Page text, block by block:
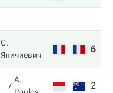
С.
Яничиевич
6
A.
2